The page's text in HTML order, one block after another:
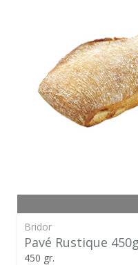
Bridor
Pavé Rustique 450g
450 gr.